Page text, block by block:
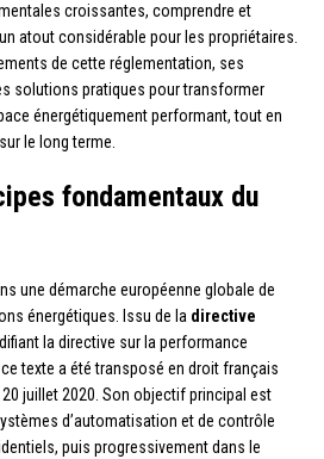
croissantes, comprendre et
atout considérable pour les propriétaires.
de cette réglementation, ses
solutions pratiques pour transformer
énergétiquement performant, tout en
le long terme.
fondamentaux du
une démarche européenne globale de
énergétiques. Issu de la directive
la directive sur la performance
texte a été transposé en droit français
juillet 2020. Son objectif principal est
d’automatisation et de contrôle
puis progressivement dans le